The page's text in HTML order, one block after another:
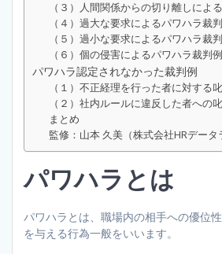
（３）人間関係からの切り離しによ
（４）過大な要求によるパワハラ裁
（５）過小な要求によるパワハラ裁
（６）個の侵害によるパワハラ裁判例
パワハラ認定されなかった裁判例
（１）不正経理を行った者に対する
（２）社内ルールに違反した者への
まとめ
監修：山本 久美（株式会社HRデータ
パワハラとは
パワハラとは、職場内の相手への優位
を与える行為一般をいいます。